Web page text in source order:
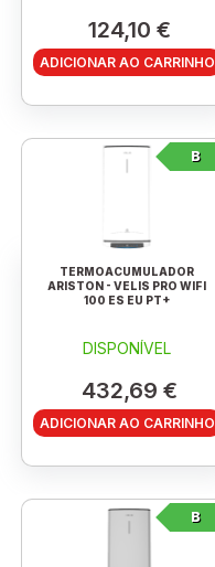
124,10 €
ADICIONAR AO CARRINHO
B
TERMOACUMULADOR
ARISTON - VELIS PRO WIFI
100 ES EU PT+
DISPONÍVEL
432,69 €
ADICIONAR AO CARRINHO
B